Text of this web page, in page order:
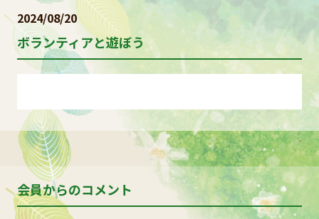
2024/08/20
ボランティアと遊ぼう
会員からのコメント